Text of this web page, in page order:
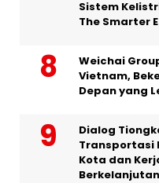
Sistem
The Smarter
Weichai
Vietnam,
Depan yang
Dialog
Transportasi
Kota dan
Berkelanjutan